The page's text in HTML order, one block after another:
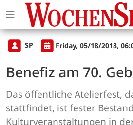
SP Friday, 05/18/2018,
Benefiz am 70.
Das öffentliche Atelierfest,
stattfindet, ist fester
Kulturveranstaltungen in